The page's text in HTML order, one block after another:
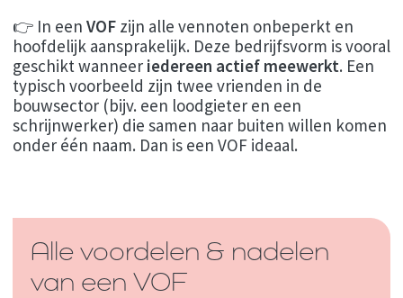
👉 In een VOF zijn alle vennoten onbeperkt en
hoofdelijk aansprakelijk. Deze bedrijfsvorm is vooral
geschikt wanneer iedereen actief meewerkt. Een
typisch voorbeeld zijn twee vrienden in de
bouwsector (bijv. een loodgieter en een
schrijnwerker) die samen naar buiten willen komen
onder één naam. Dan is een VOF ideaal.
Alle voordelen & nadelen
van een VOF